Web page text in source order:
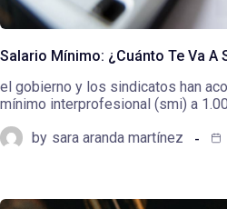
Salario Mínimo: ¿Cuánto Te Va A
el gobierno y los sindicatos han
mínimo interprofesional (smi) a
by sara aranda martínez